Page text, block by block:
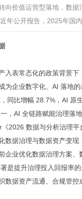
向价值运营型落地，数
年公开报告，2025年国
入表常态化的政策背景
为企业数字化、AI 落地
同比增幅 28.7%，AI
，AI 全链路赋能治理落
2026 数据与分析治理
数据治理与数据资产变
企业优化数据治理方案
是提升治理投入回报率
数据资产流通、合规管